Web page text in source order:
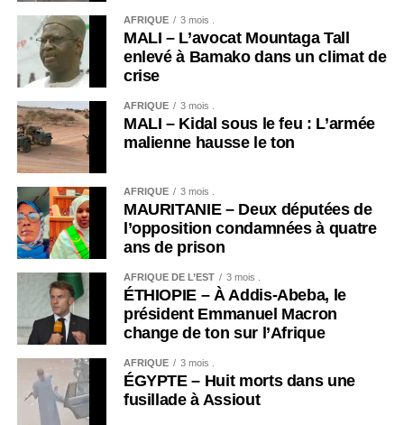
AFRIQUE 3 mois .
MALI – L’avocat Mountaga Tall
enlevé à Bamako dans un climat de
crise
AFRIQUE 3 mois .
MALI – Kidal sous le feu : L’armée
malienne hausse le ton
AFRIQUE 3 mois .
MAURITANIE – Deux députées de
l’opposition condamnées à quatre
ans de prison
AFRIQUE DE L’EST 3 mois .
ÉTHIOPIE – À Addis-Abeba, le
président Emmanuel Macron
change de ton sur l’Afrique
AFRIQUE 3 mois .
ÉGYPTE – Huit morts dans une
fusillade à Assiout